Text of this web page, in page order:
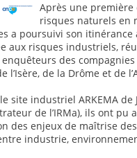
Après une première
risques naturels en
a poursuivi son itinérance
aux risques industriels,
des compagnies
l’Isère, de la Drôme et de
site industriel ARKEMA de
de l’IRMa), ils ont pu
des enjeux de maîtrise
industrie,